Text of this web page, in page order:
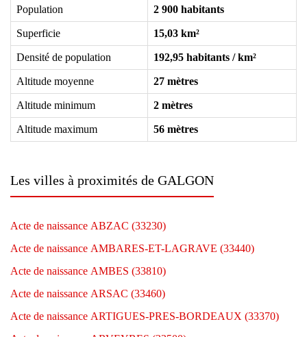
Population 2 900 habitants
Superficie 15,03 km²
Densité de population 192,95 habitants / km²
Altitude moyenne 27 mètres
Altitude minimum 2 mètres
Altitude maximum 56 mètres
Les villes à proximités de GALGON
Acte de naissance ABZAC (33230)
Acte de naissance AMBARES-ET-LAGRAVE (33440)
Acte de naissance AMBES (33810)
Acte de naissance ARSAC (33460)
Acte de naissance ARTIGUES-PRES-BORDEAUX (33370)